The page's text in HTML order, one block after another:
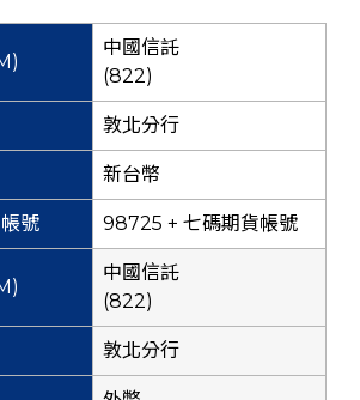
中國信託
(822)
敦北分行
新台幣
98725 + 七碼期貨帳號
中國信託
(822)
敦北分行